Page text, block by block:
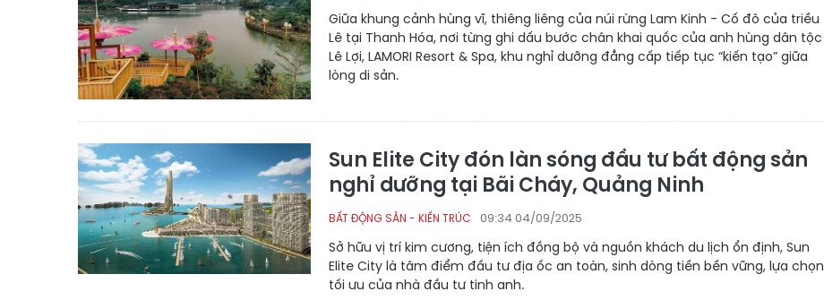
Giữa khung cảnh hùng vĩ, thiêng liêng của núi rừng Lam Kinh - Cố đô của triều
Lê tại Thanh Hóa, nơi từng ghi dấu bước chân khai quốc của anh hùng dân tộc
Lê Lợi, LAMORI Resort & Spa, khu nghỉ dưỡng đẳng cấp tiếp tục “kiến tạo” giữa
lòng di sản.
Sun Elite City đón làn sóng đầu tư bất động sản
nghỉ dưỡng tại Bãi Cháy, Quảng Ninh
BẤT ĐỘNG SẢN - KIẾN TRÚC 09:34 04/09/2025
Sở hữu vị trí kim cương, tiện ích đồng bộ và nguồn khách du lịch ổn định, Sun
Elite City là tâm điểm đầu tư địa ốc an toàn, sinh dòng tiền bền vững, lựa chọn
tối ưu của nhà đầu tư tinh anh.